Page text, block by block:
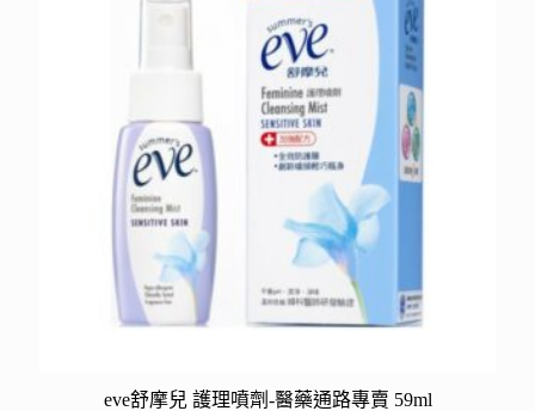
eve舒摩兒 護理噴劑-醫藥通路專賣 59ml